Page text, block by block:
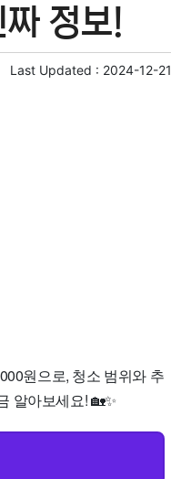
정보!
Last Updated : 2024-12-21
원으로, 청소 범위와 추
알아보세요! 🏡✨